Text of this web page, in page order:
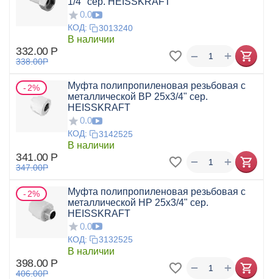
0.0
КОД: 3013240
В наличии
332.00 Р
338.00Р +
−
2%
Муфта полипропиленовая резьбовая с
металлической ВР 25x3/4" сер.
HEISSKRAFT
0.0
КОД: 3142525
В наличии
341.00 Р
347.00Р +
−
2%
Муфта полипропиленовая резьбовая с
металлической НР 25x3/4" сер.
HEISSKRAFT
0.0
КОД: 3132525
В наличии
398.00 Р
406.00Р +
−